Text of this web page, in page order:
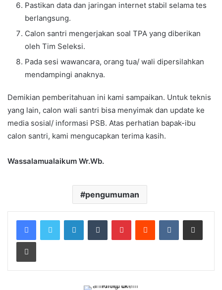
Pastikan data dan jaringan internet stabil selama tes
berlangsung.
Calon santri mengerjakan soal TPA yang diberikan
oleh Tim Seleksi.
Pada sesi wawancara, orang tua/ wali dipersilahkan
mendampingi anaknya.
Demikian pemberitahuan ini kami sampaikan. Untuk teknis
yang lain, calon wali santri bisa menyimak dan update ke
media sosial/ informasi PSB. Atas perhatian bapak-ibu
calon santri, kami mengucapkan terima kasih.
Wassalamualaikum Wr.Wb.
pengumuman